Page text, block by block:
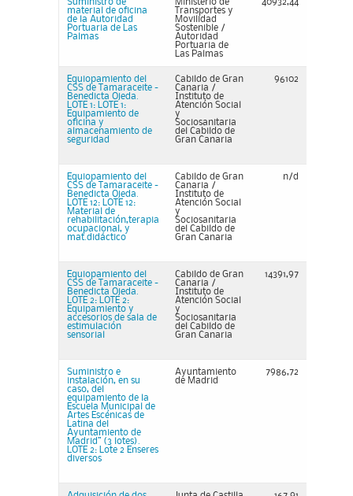
Suministro de
material de oficina
de la Autoridad
Portuaria de Las
Palmas
Ministerio de
Transportes y
Movilidad
Sostenible /
Autoridad
Portuaria de
Las Palmas
40932,44
Equiopamiento del
CSS de Tamaraceite -
Benedicta Ojeda.
LOTE 1: LOTE 1:
Equipamiento de
oficina y
almacenamiento de
seguridad
Cabildo de Gran
Canaria /
Instituto de
Atención Social
y
Sociosanitaria
del Cabildo de
Gran Canaria
96102
Equiopamiento del
CSS de Tamaraceite -
Benedicta Ojeda.
LOTE 12: LOTE 12:
Material de
rehabilitación,terapia
ocupacional, y
mat.didáctico
Cabildo de Gran
Canaria /
Instituto de
Atención Social
y
Sociosanitaria
del Cabildo de
Gran Canaria
n/d
Equiopamiento del
CSS de Tamaraceite -
Benedicta Ojeda.
LOTE 2: LOTE 2:
Equipamiento y
accesorios de sala de
estimulación
sensorial
Cabildo de Gran
Canaria /
Instituto de
Atención Social
y
Sociosanitaria
del Cabildo de
Gran Canaria
14391,97
Suministro e
instalación, en su
caso, del
equipamiento de la
Escuela Municipal de
Artes Escénicas de
Latina del
Ayuntamiento de
Madrid” (3 lotes).
LOTE 2: Lote 2 Enseres
diversos
Ayuntamiento
de Madrid
7986,72